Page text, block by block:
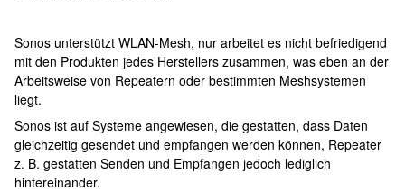
Sonos unterstützt WLAN-Mesh, nur arbeitet es nicht befriedigend
mit den Produkten jedes Herstellers zusammen, was eben an der
Arbeitsweise von Repeatern oder bestimmten Meshsystemen
liegt.
Sonos ist auf Systeme angewiesen, die gestatten, dass Daten
gleichzeitig gesendet und empfangen werden können, Repeater
z. B. gestatten Senden und Empfangen jedoch lediglich
hintereinander.